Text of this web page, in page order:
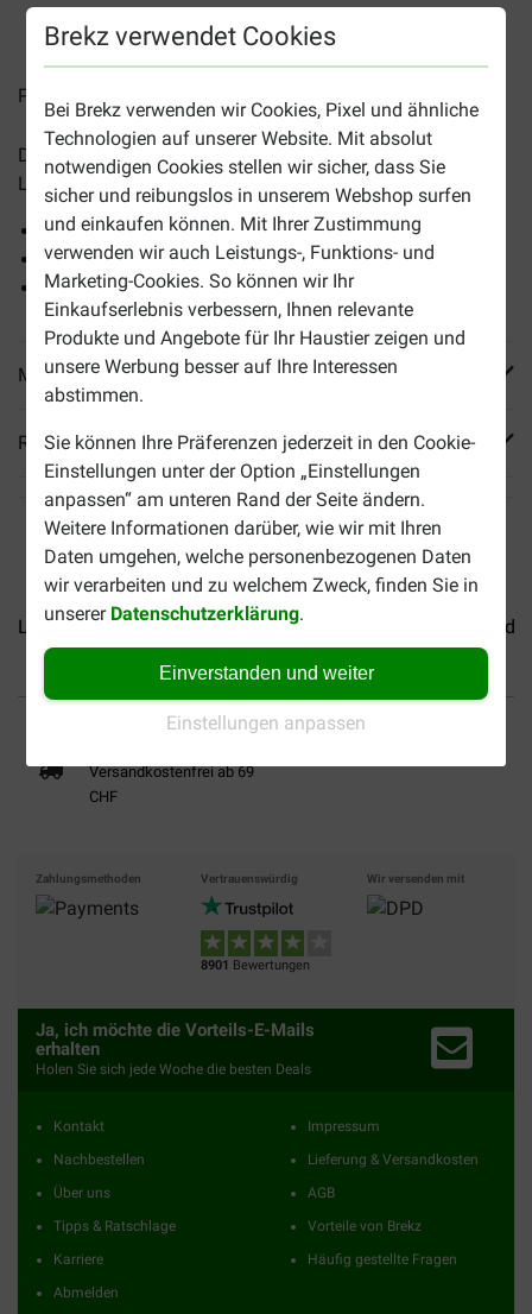
Brekz verwendet Cookies
Bei Brekz verwenden wir Cookies, Pixel und ähnliche
Technologien auf unserer Website. Mit absolut
notwendigen Cookies stellen wir sicher, dass Sie
sicher und reibungslos in unserem Webshop surfen
und einkaufen können. Mit Ihrer Zustimmung
verwenden wir auch Leistungs-, Funktions- und
Marketing-Cookies. So können wir Ihr
Einkaufserlebnis verbessern, Ihnen relevante
Produkte und Angebote für Ihr Haustier zeigen und
unsere Werbung besser auf Ihre Interessen
abstimmen.
Sie können Ihre Präferenzen jederzeit in den Cookie-
Einstellungen unter der Option „Einstellungen
anpassen“ am unteren Rand der Seite ändern.
Weitere Informationen darüber, wie wir mit Ihren
Daten umgehen, welche personenbezogenen Daten
wir verarbeiten und zu welchem Zweck, finden Sie in
unserer Datenschutzerklärung.
Einverstanden und weiter
Einstellungen anpassen
2-5 Arbeitstage, sofern nicht anders angegeben
Preise inkl. MwSt zzgl.
Die Leder Trainingsleine Braun
ist eine robuste, in der
Länge verstellbare Leine für Hunde.
Einfach anzuschließen
Auch geeignet um zwei Hunde gleichzeitig zu führen
Erhältlich in verschiedenen Größen
Mehr Produktinfos
Reviews
Leder Hundeleine Braun Leder Hundeleine Schwarz
Versandkostenfrei ab 69
CHF
Zahlungsmethoden Vertrauenswürdig
8901 Bewertungen
Wir versenden mit
Ja, ich möchte die Vorteils-E-Mails
erhalten
Holen Sie sich jede Woche die besten Deals
Kontakt
Nachbestellen
Über uns
Tipps & Ratschlage
Karriere
Abmelden
Impressum
Lieferung & Versandkosten
AGB
Vorteile von Brekz
Häufig gestellte Fragen